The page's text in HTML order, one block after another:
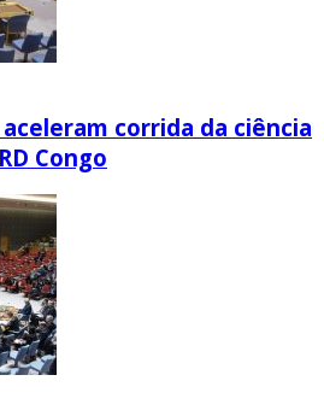
corrida da ciência
Congo